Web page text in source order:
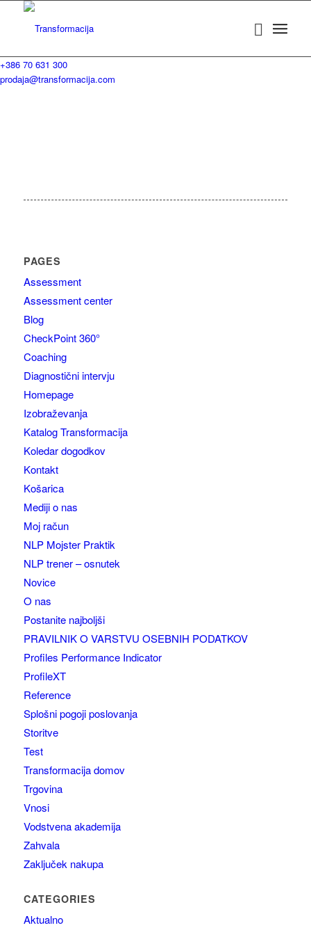
+386 70 631 300
prodaja@transformacija.com
PAGES
Assessment
Assessment center
Blog
CheckPoint 360°
Coaching
Diagnostični intervju
Homepage
Izobraževanja
Katalog Transformacija
Koledar dogodkov
Kontakt
Košarica
Mediji o nas
Moj račun
NLP Mojster Praktik
NLP trener – osnutek
Novice
O nas
Postanite najboljši
PRAVILNIK O VARSTVU OSEBNIH PODATKOV
Profiles Performance Indicator
ProfileXT
Reference
Splošni pogoji poslovanja
Storitve
Test
Transformacija domov
Trgovina
Vnosi
Vodstvena akademija
Zahvala
Zaključek nakupa
CATEGORIES
Aktualno